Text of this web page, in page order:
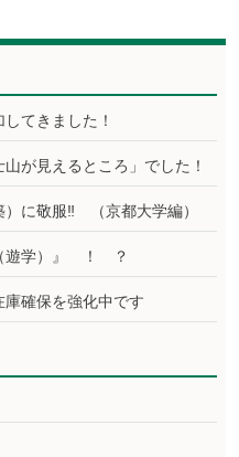
てきました！
が見えるところ」でした！
に敬服‼ （京都大学編）
（遊学）』 ！ ？
確保を強化中です